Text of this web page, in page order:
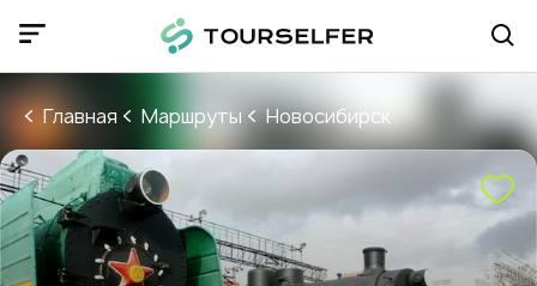
Главная Маршруты Новосибирск